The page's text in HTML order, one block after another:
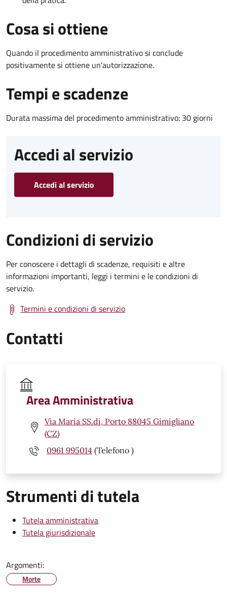
Cosa si ottiene
Quando il procedimento amministrativo si conclude
positivamente si ottiene un'autorizzazione.
Tempi e scadenze
Durata massima del procedimento amministrativo: 30 giorni
Accedi al servizio
Accedi al servizio
Condizioni di servizio
Per conoscere i dettagli di scadenze, requisiti e altre
informazioni importanti, leggi i termini e le condizioni di
servizio.
Termini e condizioni di servizio
Contatti
Area Amministrativa
Via Maria SS.di, Porto 88045 Gimigliano
(CZ)
0961 995014 (Telefono )
Strumenti di tutela
Tutela amministrativa
Tutela giurisdizionale
Argomenti:
Morte